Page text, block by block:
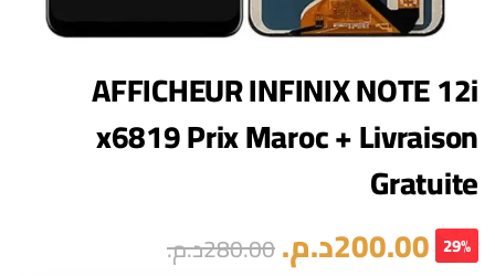
AFFICHEUR INFINIX NOTE 12i
x6819 Prix Maroc + Livraison
Gratuite
200.00د.م.280.00د.م. 29%